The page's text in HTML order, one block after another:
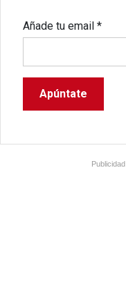
Añade tu email*
Publicidad